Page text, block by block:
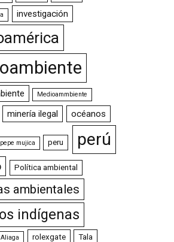
investigación
Medioammbiente
minería ilegal océanos
pepe mujica peru perú
Política ambiental
ambientales
indígenas
rolexgate Tala